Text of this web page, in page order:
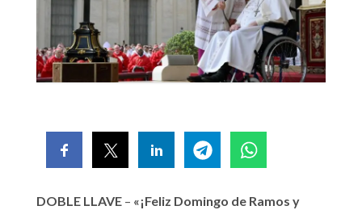
DOBLE LLAVE – «¡Feliz Domingo de Ramos y